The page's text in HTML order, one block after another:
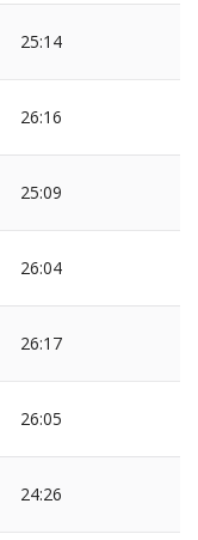
25:14
26:16
25:09
26:04
26:17
26:05
24:26